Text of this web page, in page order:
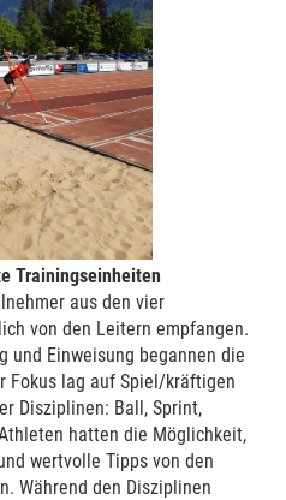
Trainingseinheiten
aus den vier
von den Leitern empfangen.
und Einweisung begannen die
Fokus lag auf Spiel/kräftigen
Disziplinen: Ball, Sprint,
hatten die Möglichkeit,
wertvolle Tipps von den
Während den Disziplinen